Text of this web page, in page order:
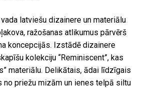
vada latviešu dizainere un materiālu
ražošanas atlikumus pārvērš
koncepcijās. Izstādē dizainere
kolekciju “Reminiscent”, kas
materiālu. Delikātais, ādai līdzīgais
priežu mizām un ienes telpā siltu